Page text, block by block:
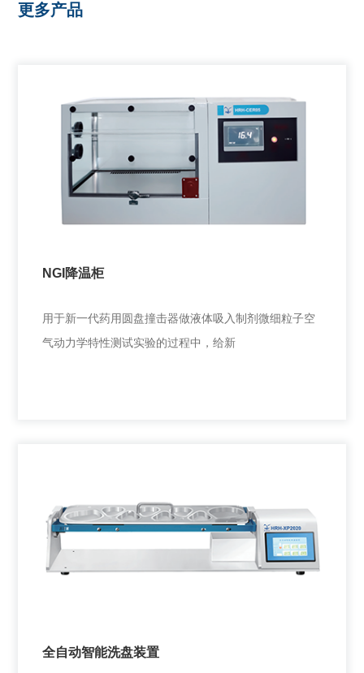
更多产品
NGI降温柜
用于新一代药用圆盘撞击器做液体吸入制剂微细粒子空
气动力学特性测试实验的过程中，给新
NGI降温柜
全自动智能洗盘装置